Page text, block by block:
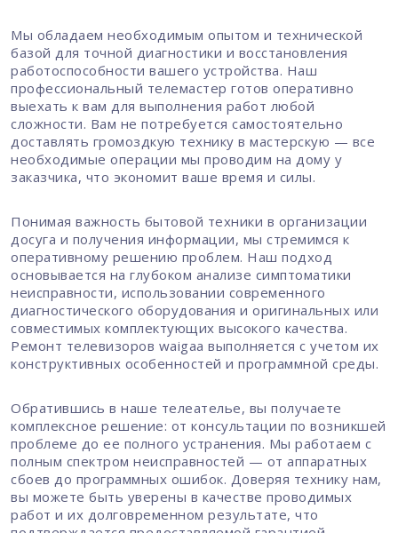
Мы обладаем необходимым опытом и технической
базой для точной диагностики и восстановления
работоспособности вашего устройства. Наш
профессиональный телемастер готов оперативно
выехать к вам для выполнения работ любой
сложности. Вам не потребуется самостоятельно
доставлять громоздкую технику в мастерскую — все
необходимые операции мы проводим на дому у
заказчика, что экономит ваше время и силы.
Понимая важность бытовой техники в организации
досуга и получения информации, мы стремимся к
оперативному решению проблем. Наш подход
основывается на глубоком анализе симптоматики
неисправности, использовании современного
диагностического оборудования и оригинальных или
совместимых комплектующих высокого качества.
Ремонт телевизоров waigaa выполняется с учетом их
конструктивных особенностей и программной среды.
Обратившись в наше телеателье, вы получаете
комплексное решение: от консультации по возникшей
проблеме до ее полного устранения. Мы работаем с
полным спектром неисправностей — от аппаратных
сбоев до программных ошибок. Доверяя технику нам,
вы можете быть уверены в качестве проводимых
работ и их долговременном результате, что